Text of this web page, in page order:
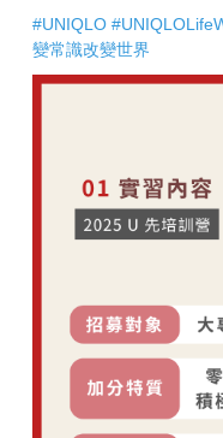
#UNIQLO
變常識改變世界